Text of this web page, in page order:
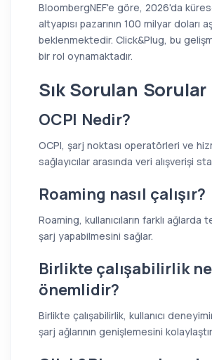
BloombergNEF'e göre, 2026'da
altyapısı pazarının 100 milyar doları
beklenmektedir. Click&Plug, bu
bir rol oynamaktadır.
Sık Sorulan Sorular
OCPI Nedir?
OCPI, şarj noktası operatörleri ve
sağlayıcılar arasında veri alışverişi
Roaming nasıl çalışır?
Roaming, kullanıcıların farklı ağlarda
şarj yapabilmesini sağlar.
Birlikte çalışabilirlik
önemlidir?
Birlikte çalışabilirlik, kullanıcı
şarj ağlarının genişlemesini